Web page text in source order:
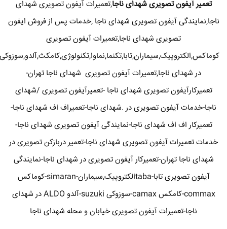
تعمیر آیفون تصویری شهدای ناجا,تعمیرات آیفون تصویری شهدای
ناجا,نمایندگی آیفون تصویری شهدای ناجا ,خدمات پس از فروش ایفون
تصویری شهدای ناجا,تعمیرات آیفون تصویری
کوماکس,الکتروپیک,سیماران,تابا,تکنما,نماوا,تکنولوژی,کامکث,آلدو,سوزوکی
در شهدای ناجا,تعمیرات آیفون تصویری شهدای ناجا تهران-
تعمیرکارآیفون تصویری شهدای ناجا -تعمیرآیفون تصویری /شهدای
ناجا-خدمات آیفون تصویری در .شهدای ناجا-تعمیراف اف شهدای ناجا-
تعمیرکار اف اف شهدای ناجا-نمایندگی آیفون تصویری شهدای ناجا-
خدمات تعمیرات آیفون تصویری شهدای ناجا-تعمیر دربازکن تصویری در
شهدای ناجا تهران-تعمیرکار آیفون تصویری در شهدای ناجا-نمایندگی
آیفون تصویری تابا-tabaالکتروپیک,سیماران-simaran-کوماکس
commax-کامکس camax-سوزوکی suzuki-آلدو ALDO در شهدای
ناجا-تعمیرات آیفون تصویری خیابان و محله شهدای ناجا